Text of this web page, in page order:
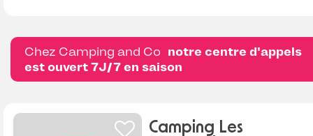
Chez Camping and Co notre centre d'appels
est ouvert 7J/7 en saison
Camping Les